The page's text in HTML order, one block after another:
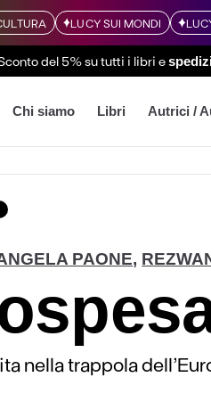
LUCY SUI MONDI
del 5% su tutti i libri e
Chi siamo Libri Autrici /
PAONE,
nella trappola